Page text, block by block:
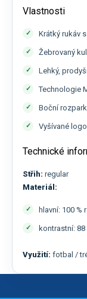
Vlastnosti
Krátký rukáv
Žebrovaný
Lehký,
Technologie
Boční
Vyšívané
Technické
Střih: regular
Materiál:
hlavní: 100
kontrastní: 88
Využití: fotbal /